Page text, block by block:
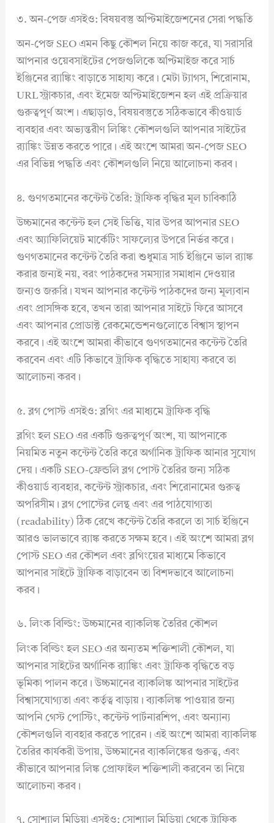
৩. অন-পেজ এসইও: বিষয়বস্তু অপ্টিমাইজেশনের সেরা পদ্ধতি
অন-পেজ SEO এমন কিছু কৌশল নিয়ে কাজ করে, যা সরাসরি
আপনার ওয়েবসাইটের পেজগুলিকে অপ্টিমাইজ করে সার্চ
ইঞ্জিনের র‍্যাঙ্কিং বাড়াতে সাহায্য করে। মেটা ট্যাগস, শিরোনাম,
URL স্ট্রাকচার, এবং ইমেজ অপ্টিমাইজেশন হল এই প্রক্রিয়ার
গুরুত্বপূর্ণ অংশ। এছাড়াও, বিষয়বস্তুতে সঠিকভাবে কীওয়ার্ড
ব্যবহার এবং অভ্যন্তরীণ লিঙ্কিং কৌশলগুলি আপনার সাইটের
র‍্যাঙ্কিং উন্নত করতে পারে। এই অংশে আমরা অন-পেজ SEO
এর বিভিন্ন পদ্ধতি এবং কৌশলগুলি নিয়ে আলোচনা করব।
৪. গুণগতমানের কন্টেন্ট তৈরি: ট্রাফিক বৃদ্ধির মূল চাবিকাঠি
উচ্চমানের কন্টেন্ট হল সেই ভিত্তি, যার উপর আপনার SEO
এবং অ্যাফিলিয়েট মার্কেটিং সাফল্যের উপরে নির্ভর করে।
গুণগতমানের কন্টেন্ট তৈরি করা শুধুমাত্র সার্চ ইঞ্জিনে ভাল র‍্যাঙ্ক
করার জন্যই নয়, বরং পাঠকদের সমস্যার সমাধান দেওয়ার
জন্যও জরুরি। যখন আপনার কন্টেন্ট পাঠকদের জন্য মূল্যবান
এবং প্রাসঙ্গিক হবে, তখন তারা আপনার সাইটে ফিরে আসবে
এবং আপনার প্রোডাক্ট রেকমেন্ডেশনগুলোতে বিশ্বাস স্থাপন
করবে। এই অংশে আমরা কীভাবে গুণগতমানের কন্টেন্ট তৈরি
করবেন এবং এটি কিভাবে ট্রাফিক বৃদ্ধিতে সাহায্য করবে তা
আলোচনা করব।
৫. ব্লগ পোস্ট এসইও: ব্লগিং এর মাধ্যমে ট্রাফিক বৃদ্ধি
ব্লগিং হল SEO এর একটি গুরুত্বপূর্ণ অংশ, যা আপনাকে
নিয়মিত নতুন কন্টেন্ট তৈরি করে অর্গানিক ট্রাফিক আনার সুযোগ
দেয়। একটি SEO-ফ্রেন্ডলি ব্লগ পোস্ট তৈরির জন্য সঠিক
কীওয়ার্ড ব্যবহার, কন্টেন্ট স্ট্রাকচার, এবং শিরোনামের গুরুত্ব
অপরিসীম। ব্লগ পোস্টের লেন্থ এবং এর পাঠযোগ্যতা
(readability) ঠিক রেখে কন্টেন্ট তৈরি করলে তা সার্চ ইঞ্জিনে
আরও ভালভাবে র‍্যাঙ্ক করতে সক্ষম হবে। এই অংশে আমরা ব্লগ
পোস্ট SEO এর কৌশল এবং ব্লগিংয়ের মাধ্যমে কিভাবে
আপনার সাইটে ট্রাফিক বাড়াবেন তা বিশদভাবে আলোচনা
করব।
৬. লিংক বিল্ডিং: উচ্চমানের ব্যাকলিঙ্ক তৈরির কৌশল
লিংক বিল্ডিং হল SEO এর অন্যতম শক্তিশালী কৌশল, যা
আপনার সাইটের অর্গানিক র‍্যাঙ্কিং এবং ট্রাফিক বৃদ্ধিতে বড়
ভূমিকা পালন করে। উচ্চমানের ব্যাকলিঙ্ক আপনার সাইটের
বিশ্বাসযোগ্যতা এবং কর্তৃত্ব বাড়ায়। ব্যাকলিঙ্ক পাওয়ার জন্য
আপনি গেস্ট পোস্টিং, কন্টেন্ট পার্টনারশিপ, এবং অন্যান্য
কৌশলগুলি ব্যবহার করতে পারেন। এই অংশে আমরা ব্যাকলিঙ্ক
তৈরির কার্যকরী উপায়, উচ্চমানের ব্যাকলিঙ্কের গুরুত্ব, এবং
কীভাবে আপনার লিঙ্ক প্রোফাইল শক্তিশালী করবেন তা নিয়ে
আলোচনা করব।
৭. সোশ্যাল মিডিয়া এসইও: সোশ্যাল মিডিয়া থেকে ট্রাফিক